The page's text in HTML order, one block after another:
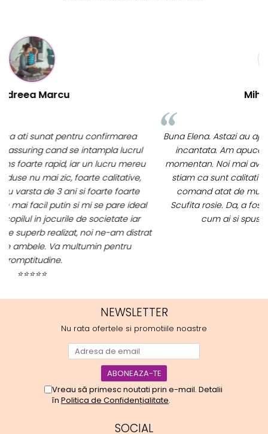
Buna Elena. Astazi au ajuns jocurile. Fetita mea este super
incantata. Am apucat sa deschidem unul dintre ele
momentan. Noi mai aveam un joc de la aceasta firma si
stiam ca sunt calitative, de aceea am si avut curaj sa
comand atat de multe. Primul deschis a fost cel cu
Scufita rosie. Da, a fost totul ok. Au ajuns repede, dupa
cum ai si spus. Cutiile au ajuns cu bine.
⭐⭐⭐⭐⭐
NEWSLETTER
Nu rata ofertele si promotiile noastre
Vreau să primesc noutati prin e-mail. Detalii
în Politica de Confidențialitate.
SOCIAL